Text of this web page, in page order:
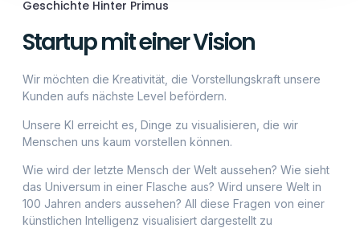
Geschichte Hinter Primus
Startup mit einer Vision
Wir möchten die Kreativität, die Vorstellungskraft unsere
Kunden aufs nächste Level befördern.
Unsere KI erreicht es, Dinge zu visualisieren, die wir
Menschen uns kaum vorstellen können.
Wie wird der letzte Mensch der Welt aussehen? Wie sieht
das Universum in einer Flasche aus? Wird unsere Welt in
100 Jahren anders aussehen? All diese Fragen von einer
künstlichen Intelligenz visualisiert dargestellt zu